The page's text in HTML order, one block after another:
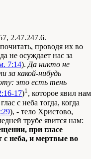
2.47.247.6.
проводя их во
не осуждает нас за
7:14). Да никто не
за какой-нибудь
это есть тень
17)1, которое явил нам
с неба тогда, когда
), - тело Христово,
трубе явится нам:
при гласе
с неба, и мертвые во